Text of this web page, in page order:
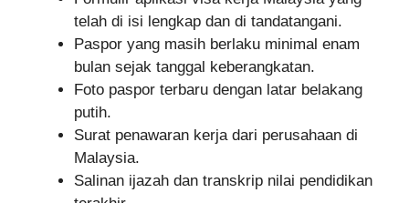
telah di isi lengkap dan di tandatangani.
Paspor yang masih berlaku minimal enam
bulan sejak tanggal keberangkatan.
Foto paspor terbaru dengan latar belakang
putih.
Surat penawaran kerja dari perusahaan di
Malaysia.
Salinan ijazah dan transkrip nilai pendidikan